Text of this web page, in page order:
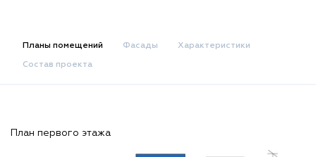
Планы помещений Фасады Характеристики
Состав проекта
План первого этажа